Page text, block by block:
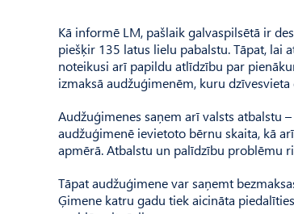
Kā informē LM, pašlaik galvaspilsētā ir
piešķir 135 latus lielu pabalstu. Tāpat, lai
noteikusi arī papildu atlīdzību par
izmaksā audžuģimenēm, kuru
Audžuģimenes saņem arī valsts atbalstu
audžuģimenē ievietoto bērnu skaita, kā
apmērā. Atbalstu un palīdzību problēmu
Tāpat audžuģimene var saņemt
Ģimene katru gadu tiek aicināta